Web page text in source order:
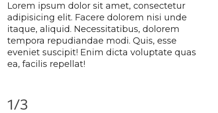
Lorem ipsum dolor sit amet, consectetur
adipisicing elit. Facere dolorem nisi unde
itaque, aliquid. Necessitatibus, dolorem
tempora repudiandae modi. Quis, esse
eveniet suscipit! Enim dicta voluptate quas
ea, facilis repellat!
1/3